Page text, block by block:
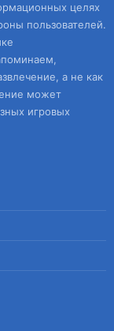
целях
пользователей.
а не как
может
игровых